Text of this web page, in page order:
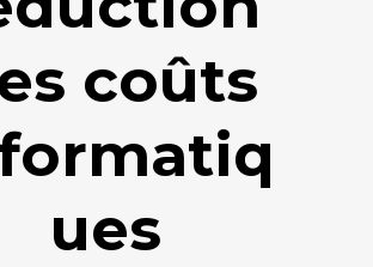
coûts
ues